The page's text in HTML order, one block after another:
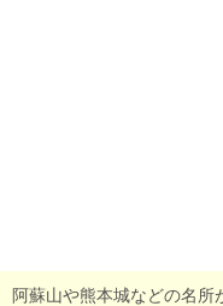
阿蘇山や熊本城などの名所